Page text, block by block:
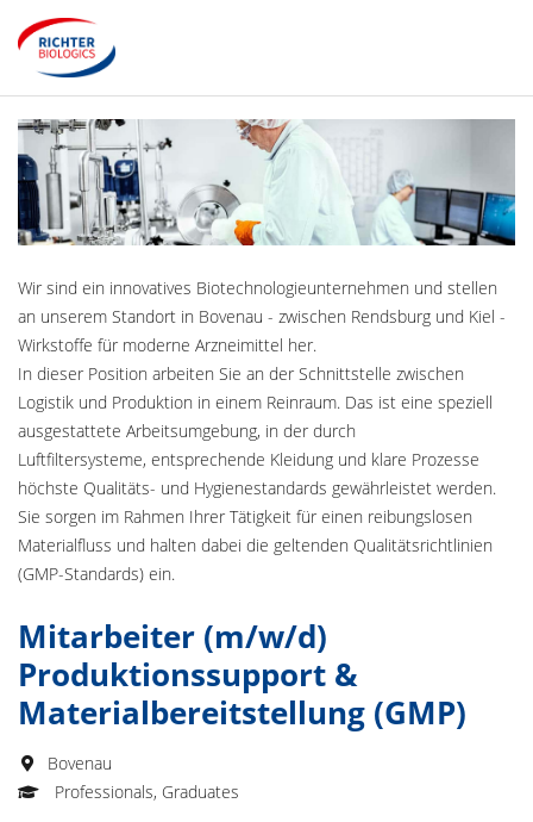
Mitarbeiter (m/w/d)
Produktionssupport &
Materialbereitstellung (GMP)
Bovenau
Professionals, Graduates
Wir sind ein innovatives Biotechnologieunternehmen und stellen
an unserem Standort in Bovenau - zwischen Rendsburg und Kiel -
Wirkstoffe für moderne Arzneimittel her.
In dieser Position arbeiten Sie an der Schnittstelle zwischen
Logistik und Produktion in einem Reinraum. Das ist eine speziell
ausgestattete Arbeitsumgebung, in der durch
Luftfiltersysteme, entsprechende Kleidung und klare Prozesse
höchste Qualitäts- und Hygienestandards gewährleistet werden.
Sie sorgen im Rahmen Ihrer Tätigkeit für einen reibungslosen
Materialfluss und halten dabei die geltenden Qualitätsrichtlinien
(GMP-Standards) ein.